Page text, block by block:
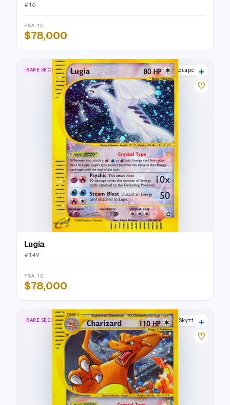
#16
PSA 10
$78,000
RARE SECRET Aquapolis
+
♡
Lugia
#149
PSA 10
$78,000
RARE SECRET Skyridge
+
♡